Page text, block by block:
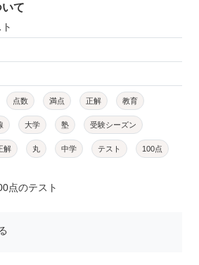
て
点数 満点 正解 教育
大学 塾 受験シーズン
解 丸 中学 テスト 100点
点のテスト